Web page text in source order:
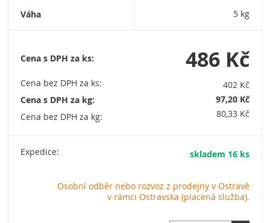
svou kvalitu a inovativní řešení ve stavebnictví. HENKEL ČR,
Váha 5 kg
Cena s DPH za ks:
Cena bez DPH za ks:
Cena s DPH za kg:
Cena bez DPH za kg:
486 Kč
402 Kč
97,20 Kč
80,33 Kč
Expedice: skladem 16 ks
Osobní odběr nebo rozvoz z prodejny v Ostravě
v rámci Ostravska (placená služba).